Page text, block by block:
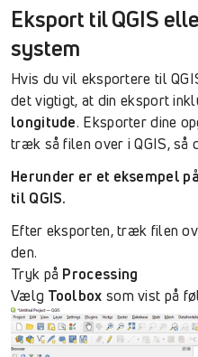
Eksport til QGIS
system
Hvis du vil eksportere til
det vigtigt, at din eksport
longitude. Eksporter dine
træk så filen over i QGIS, så
Herunder er et eksempel
til QGIS.
Efter eksporten, træk filen
den.
Tryk på Processing
Vælg Toolbox som vist på